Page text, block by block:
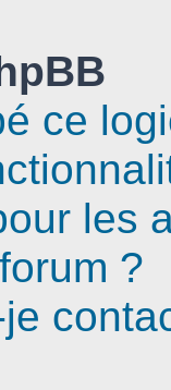
ce
les
?